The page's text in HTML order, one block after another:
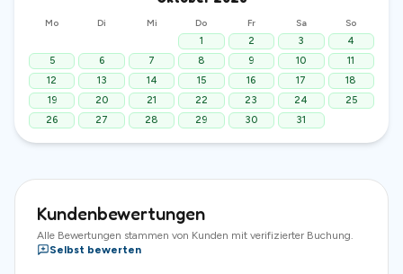
Mo Di Mi Do Fr Sa
So
1
2 3
4
5
6 7 8 9 10
11
12
13 14 15 16 17
18
19
20 21 22 23 24
25
26
27 28 29 30 31
Kundenbewertungen
Alle Bewertungen stammen von Kunden mit verifizierter Buchung.
Selbst bewerten